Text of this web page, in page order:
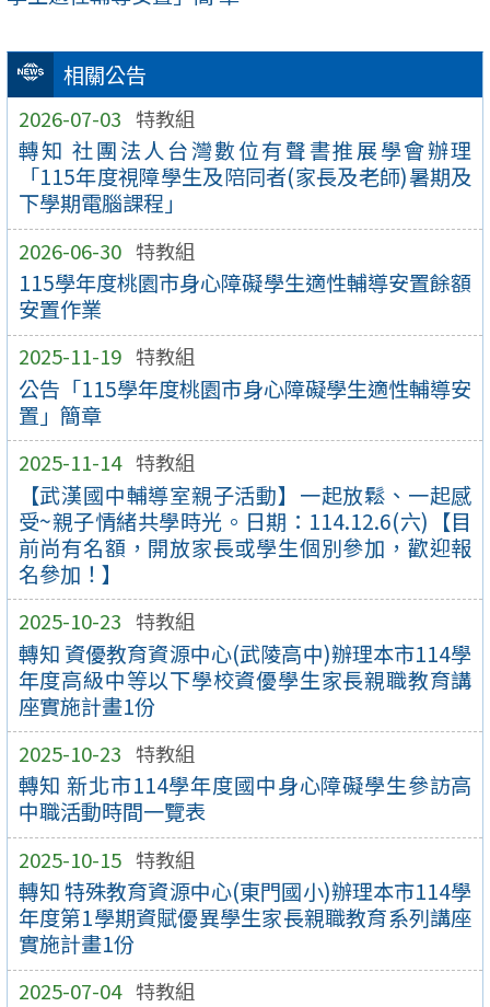
相關公告
2026-07-03 特教組
轉知 社團法人台灣數位有聲書推展學會辦理
「115年度視障學生及陪同者(家長及老師)暑期及
下學期電腦課程」
2026-06-30 特教組
115學年度桃園市身心障礙學生適性輔導安置餘額
安置作業
2025-11-19 特教組
公告「115學年度桃園市身心障礙學生適性輔導安
置」簡章
2025-11-14 特教組
【武漢國中輔導室親子活動】一起放鬆、一起感
受~親子情緒共學時光。日期：114.12.6(六)【目
前尚有名額，開放家長或學生個別參加，歡迎報
名參加！】
2025-10-23 特教組
轉知 資優教育資源中心(武陵高中)辦理本市114學
年度高級中等以下學校資優學生家長親職教育講
座實施計畫1份
2025-10-23 特教組
轉知 新北市114學年度國中身心障礙學生參訪高
中職活動時間一覽表
2025-10-15 特教組
轉知 特殊教育資源中心(東門國小)辦理本市114學
年度第1學期資賦優異學生家長親職教育系列講座
實施計畫1份
2025-07-04 特教組